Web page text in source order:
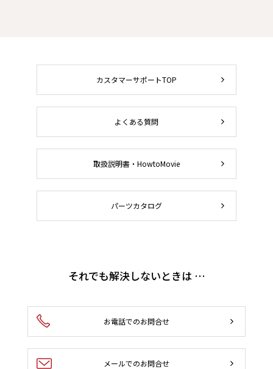
カスタマーサポートTOP
よくある質問
取扱説明書・HowtoMovie
パーツカタログ
それでも解決しないときは …
お電話でのお問合せ
メールでのお問合せ